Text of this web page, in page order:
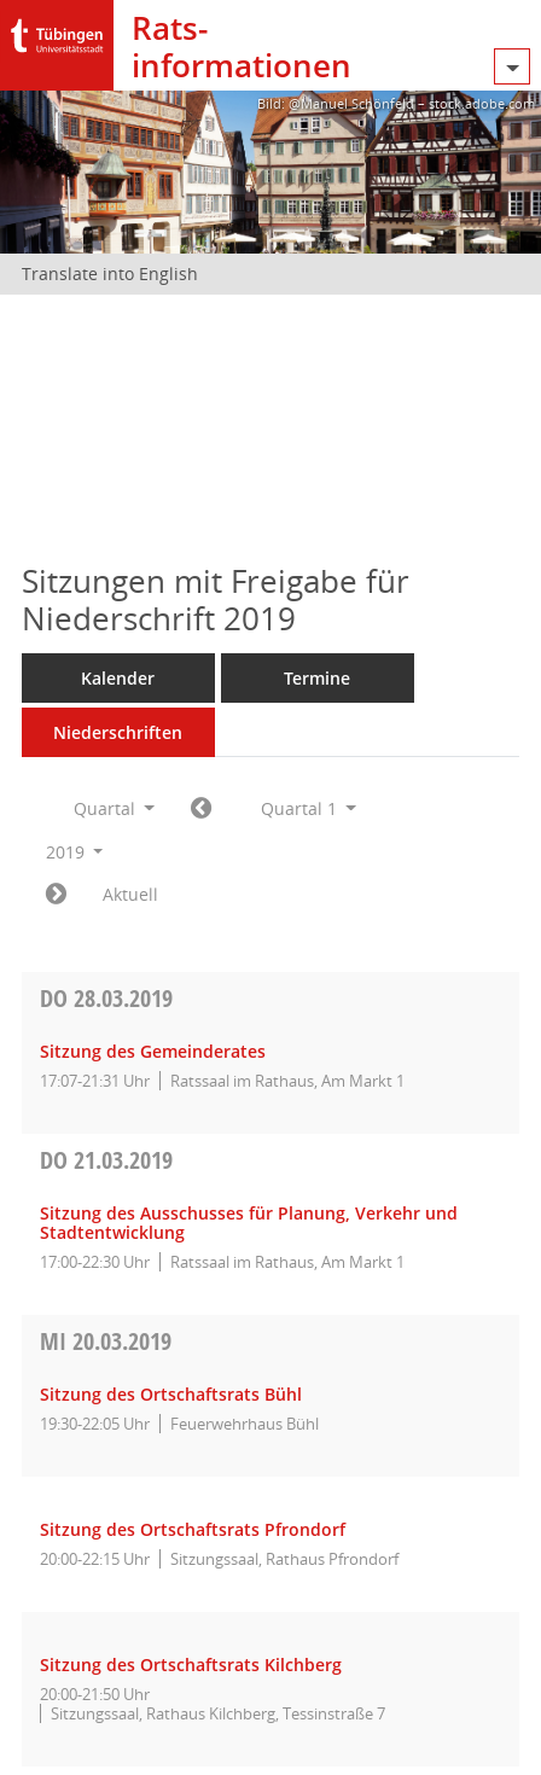
Rats­
informationen
Bild: @Manuel Schönfeld – stock.adobe.com
Translate into English
Sitzungen mit Freigabe für
Niederschrift 2019
Kalender Termine
Niederschriften
Quartal
Quartal 1
2019
Aktuell
DO 28.03.2019
Sitzung des Gemeinderates
17:07-21:31 Uhr Ratssaal im Rathaus, Am Markt 1
DO 21.03.2019
Sitzung des Ausschusses für Planung, Verkehr und
Stadtentwicklung
17:00-22:30 Uhr Ratssaal im Rathaus, Am Markt 1
MI 20.03.2019
Sitzung des Ortschaftsrats Bühl
19:30-22:05 Uhr Feuerwehrhaus Bühl
Sitzung des Ortschaftsrats Pfrondorf
20:00-22:15 Uhr Sitzungssaal, Rathaus Pfrondorf
Sitzung des Ortschaftsrats Kilchberg
20:00-21:50 Uhr
Sitzungssaal, Rathaus Kilchberg, Tessinstraße 7